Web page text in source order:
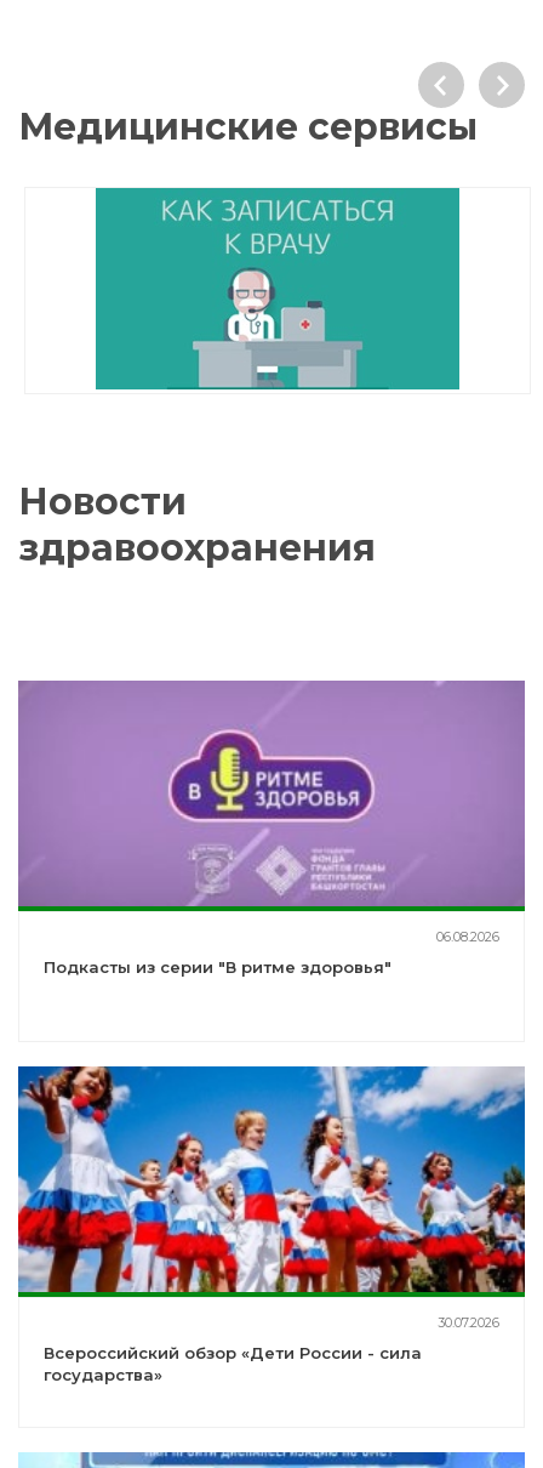
Медицинские сервисы
Новости
здравоохранения
06.08.2026
Подкасты из серии "В ритме здоровья"
30.07.2026
Всероссийский обзор «Дети России - сила
государства»